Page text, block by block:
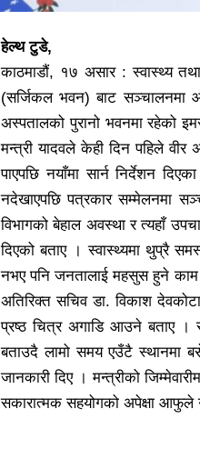
हेल्थ टुडे,
काठमाडौं, १७ असार : स्वास्थ्य
(सर्जिकल भवन) बाट सञ्चालनमा
अस्पतालको पुरानो भवनमा रहेको
मन्त्री यादवले केही दिन पहिले वीर
पाएपछि नयाँमा सार्न निर्देशन
नदेखाएपछि पत्रकार सम्मेलनमा
विभागको बेहाल अवस्था र त्यहाँ
दिएको बताए । स्वास्थ्यमा थुप्रै
नभए पनि जनतालाई महसुस हुने काम
अतिरिक्त सचिव डा. विकाश
प्रष्ठ चित्र अगाडि आउने बताए ।
बताउदै लामो समय एउँटै स्थानमा
जानकारी दिए । मन्त्रीको
सकारात्मक सहयोगको अपेक्षा आफुले